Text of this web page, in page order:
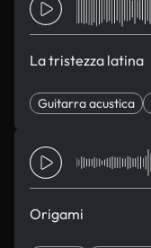
La tristezza latina
Guitarra acustica
Origami